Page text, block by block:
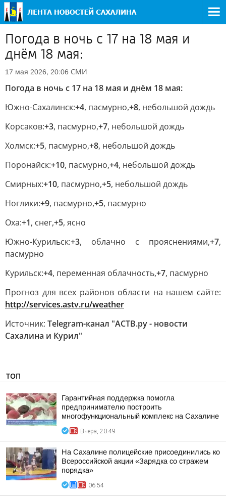
Погода в ночь с 17 на 18 мая и
днём 18 мая:
17 мая 2026, 20:06 СМИ
Погода в ночь с 17 на 18 мая и днём 18 мая:
Южно-Сахалинск:+4, пасмурно,+8, небольшой дождь
Корсаков:+3, пасмурно,+7, небольшой дождь
Холмск:+5, пасмурно,+8, небольшой дождь
Поронайск:+10, пасмурно,+4, небольшой дождь
Смирных:+10, пасмурно,+5, небольшой дождь
Ноглики:+9, пасмурно,+5, пасмурно
Оха:+1, снег,+5, ясно
Южно-Курильск:+3, облачно с прояснениями,+7,
пасмурно
Курильск:+4, переменная облачность,+7, пасмурно
Прогноз для всех районов области на нашем сайте:
http://services.astv.ru/weather
Источник: Telegram-канал "АСТВ.ру - новости
Сахалина и Курил"
ТОП
Гарантийная поддержка помогла
предпринимателю построить
многофункциональный комплекс на Сахалине
Вчера, 20:49
На Сахалине полицейские присоединились ко
Всероссийской акции «Зарядка со стражем
порядка»
06:54